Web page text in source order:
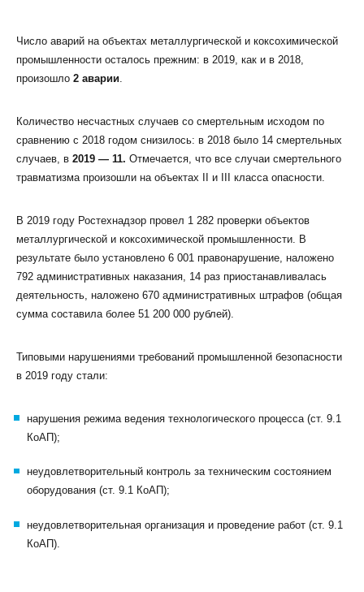
Число аварий на объектах металлургической и коксохимической
промышленности осталось прежним: в 2019, как и в 2018,
произошло 2 аварии
Количество несчастных случаев со смертельным исходом по
сравнению с 2018 годом снизилось: в 2018 было 14 смертельных
случаев, в 2019 — 11. Отмечается, что все случаи смертельного
травматизма произошли на объектах II и III класса опасности.
В 2019 году Ростехнадзор провел 1 282 проверки объектов
металлургической и коксохимической промышленности. В
результате было установлено 6 001 правонарушение, наложено
792 административных наказания, 14 раз приостанавливалась
деятельность, наложено 670 административных штрафов (общая
сумма составила более 51 200 000 рублей).
Типовыми нарушениями требований промышленной безопасности
в 2019 году стали:
нарушения режима ведения технологического процесса (ст. 9.1
КоАП);
неудовлетворительный контроль за техническим состоянием
оборудования (ст. 9.1 КоАП);
неудовлетворительная организация и проведение работ (ст. 9.1
КоАП).